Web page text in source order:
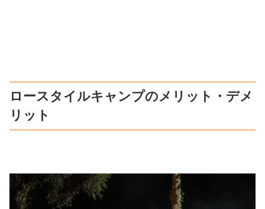
ロースタイルキャンプのメリット・デメ
リット